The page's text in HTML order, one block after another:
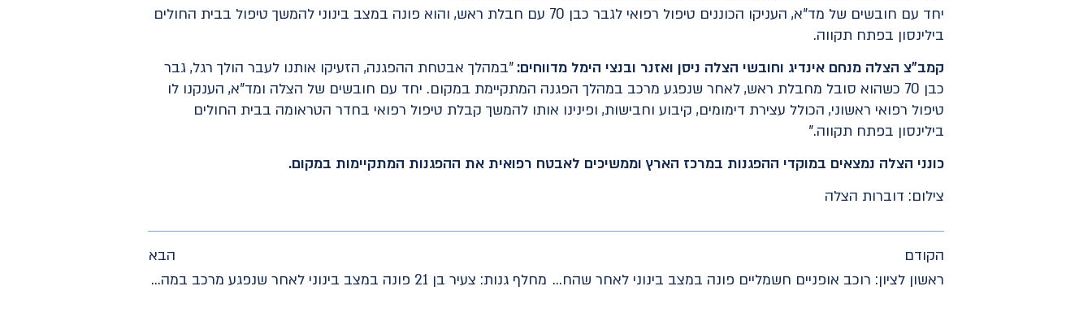
יחד עם חובשים של מד"א, העניקו הכוננים טיפול רפואי לגבר כבן 70 עם חבלת ראש, והוא פונה במצב בינוני להמשך טיפול בבית החולים
בילינסון בפתח תקווה.
קמב"צ הצלה מנחם אינדיג וחובשי הצלה ניסן ואזנר ובנצי הימל מדווחים: "במהלך אבטחת ההפגנה, הזעיקו אותנו לעבר הולך רגל, גבר
כבן 70 כשהוא סובל מחבלת ראש, לאחר שנפגע מרכב במהלך הפגנה המתקיימת במקום. יחד עם חובשים של הצלה ומד"א, הענקנו לו
טיפול רפואי ראשוני, הכולל עצירת דימומים, קיבוע וחבישות, ופינינו אותו להמשך קבלת טיפול רפואי בחדר הטראומה בבית החולים
בילינסון בפתח תקווה."
כונני הצלה נמצאים במוקדי ההפגנות במרכז הארץ וממשיכים לאבטח רפואית את ההפגנות המתקיימות במקום.
צילום: דוברות הצלה
הקודם
ראשון לציון: רוכב אופניים חשמליים פונה במצב בינוני לאחר שהחליק
הבא
מחלף גנות: צעיר בן 21 פונה במצב בינוני לאחר שנפגע מרכב במהלך הפגנה